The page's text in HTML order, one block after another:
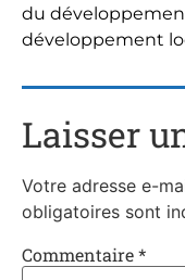
du
développement
Laisser
Votre adresse e-
obligatoires sont
Commentaire*